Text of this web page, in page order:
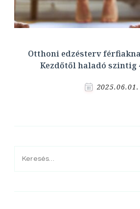
Otthoni edzésterv
Kezdőtől haladó szintig
2025.06.01.